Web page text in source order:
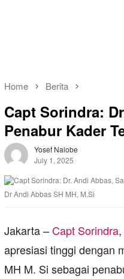
Home Berita
Capt Sorindra:
Penabur Kader
Yosef Naiobe
July 1, 2025
Dr Andi Abbas SH MH, M.Si
Jakarta –Capt Sorindra
apresiasi tinggi dengan
MH M. Si sebagai